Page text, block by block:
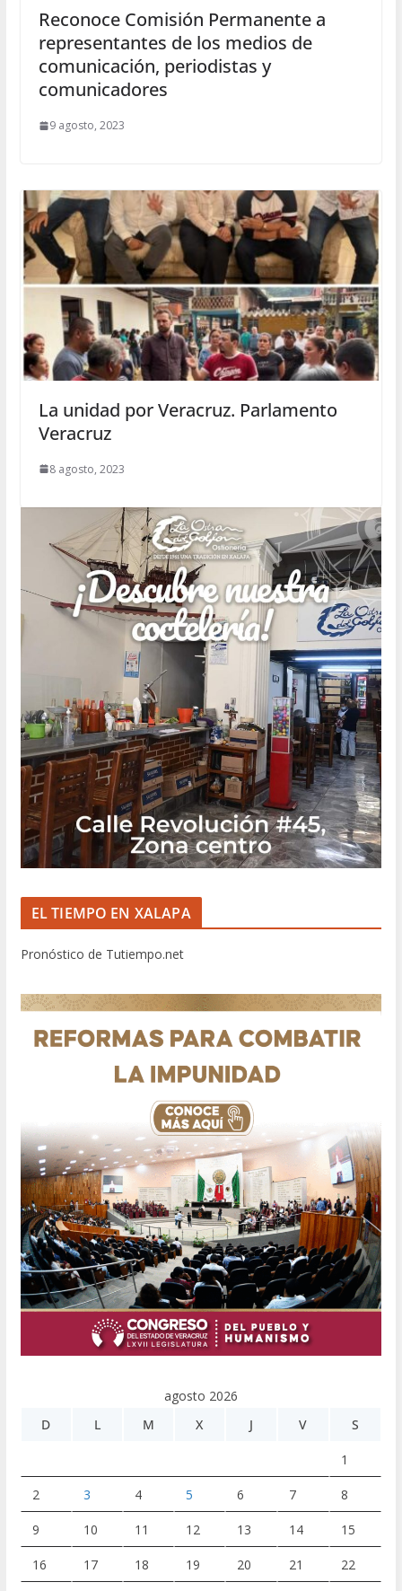
Reconoce Comisión Permanente a
representantes de los medios de
comunicación, periodistas y
comunicadores
9 agosto, 2023
La unidad por Veracruz. Parlamento
Veracruz
8 agosto, 2023
EL TIEMPO EN XALAPA
Pronóstico de Tutiempo.net
agosto 2026
D
L M X J V S
1
2 3 4 5 6 7 8
9 10 11 12 13 14 15
16 17 18 19 20 21 22